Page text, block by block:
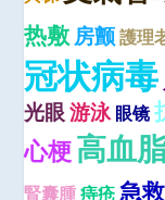
热敷房颤 護理
冠状病毒
光眼游泳 眼镜
心梗高血
腎囊腫 痔疮 急救